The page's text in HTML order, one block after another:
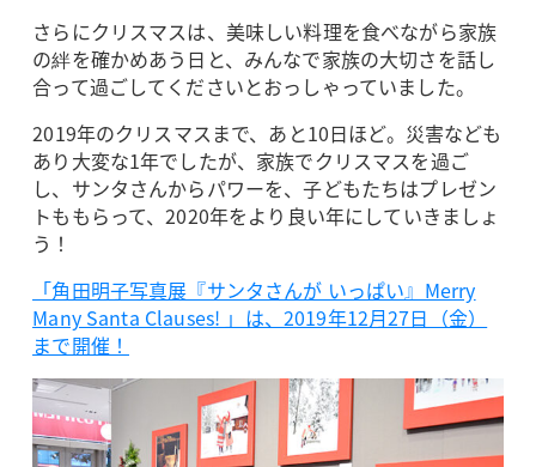
さらにクリスマスは、美味しい料理を食べながら家族
の絆を確かめあう日と、みんなで家族の大切さを話し
合って過ごしてくださいとおっしゃっていました。
2019年のクリスマスまで、あと10日ほど。災害なども
あり大変な1年でしたが、家族でクリスマスを過ご
し、サンタさんからパワーを、子どもたちはプレゼン
トももらって、2020年をより良い年にしていきましょ
う！
「角田明子写真展『サンタさんが いっぱい』Merry
Many Santa Clauses! 」は、2019年12月27日（金）
まで開催！